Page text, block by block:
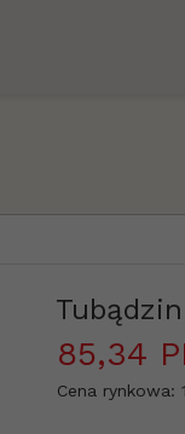
85,34
Cena rynkowa: